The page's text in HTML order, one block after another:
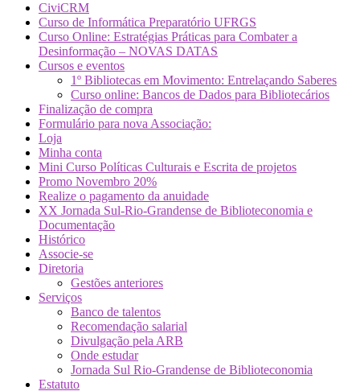
CiviCRM
Curso de Informática Preparatório UFRGS
Curso Online: Estratégias Práticas para Combater a
Desinformação – NOVAS DATAS
Cursos e eventos
1º Bibliotecas em Movimento: Entrelaçando Saberes
Curso online: Bancos de Dados para Bibliotecários
Finalização de compra
Formulário para nova Associação:
Loja
Minha conta
Mini Curso Políticas Culturais e Escrita de projetos
Promo Novembro 20%
Realize o pagamento da anuidade
XX Jornada Sul-Rio-Grandense de Biblioteconomia e
Documentação
Histórico
Associe-se
Diretoria
Gestões anteriores
Serviços
Banco de talentos
Recomendação salarial
Divulgação pela ARB
Onde estudar
Jornada Sul Rio-Grandense de Biblioteconomia
Estatuto